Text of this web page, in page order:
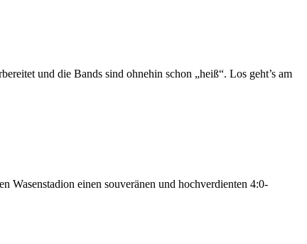
und die Bands sind ohnehin schon „heiß“. Los geht’s am
Wasenstadion einen souveränen und hochverdienten 4:0-